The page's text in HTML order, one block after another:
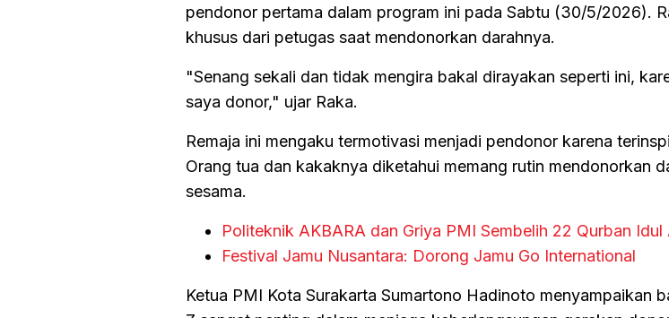
pendonor pertama dalam program ini pada Sabtu (30/5/2026).
khusus dari petugas saat mendonorkan darahnya.
"Senang sekali dan tidak mengira bakal dirayakan seperti ini,
saya donor," ujar Raka.
Remaja ini mengaku termotivasi menjadi pendonor karena
Orang tua dan kakaknya diketahui memang rutin mendonorkan
sesama.
Politeknik AKBARA dan Griya PMI Sembelih 22 Qurban Idul
Festival Jamu Nusantara: Dorong Jamu Go International
Ketua PMI Kota Surakarta Sumartono Hadinoto menyampaikan